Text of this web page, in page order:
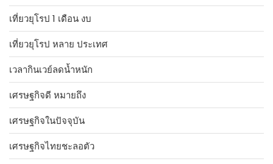
เที่ยวยุโรป 1 เดือน งบ
เที่ยวยุโรป หลาย ประเทศ
เวลากินเวย์ลดน้ำหนัก
เศรษฐกิจดี หมายถึง
เศรษฐกิจในปัจจุบัน
เศรษฐกิจไทยชะลอตัว